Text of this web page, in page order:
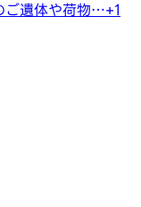
ご遺体や荷物…+1